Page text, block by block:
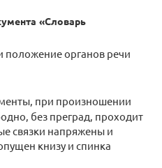
«Словарь
положение органов речи
при произношении
без преград, проходит
связки напряжены и
книзу и спинка